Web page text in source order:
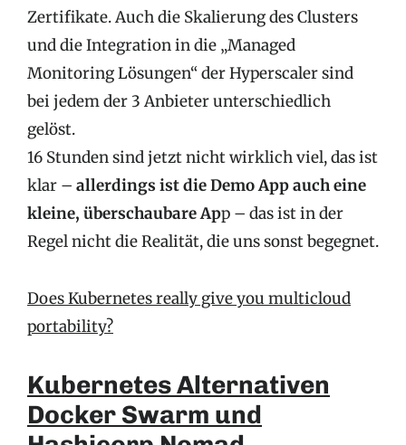
Zertifikate. Auch die Skalierung des Clusters
und die Integration in die „Managed
Monitoring Lösungen“ der Hyperscaler sind
bei jedem der 3 Anbieter unterschiedlich
gelöst.
16 Stunden sind jetzt nicht wirklich viel, das ist
klar – allerdings ist die Demo App auch eine
kleine, überschaubare App – das ist in der
Regel nicht die Realität, die uns sonst begegnet.
Does Kubernetes really give you multicloud
portability?
Kubernetes Alternativen
Docker Swarm und